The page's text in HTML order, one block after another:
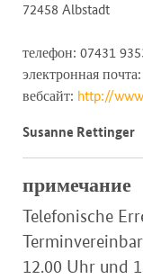
72458 Albstadt
телефон: 07431
электронная почта:
вебсайт: http://
Susanne Rettinger
примечание
Telefonische
12.00 Uhr und